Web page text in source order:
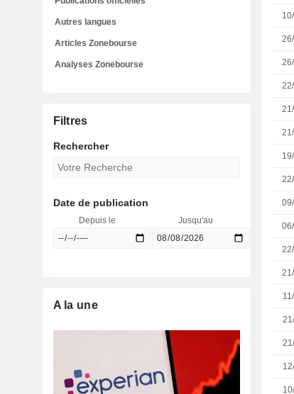
Autres langues
Articles Zonebourse
Analyses Zonebourse
Filtres
Rechercher
Date de publication
Depuis le Jusqu'au
A la une